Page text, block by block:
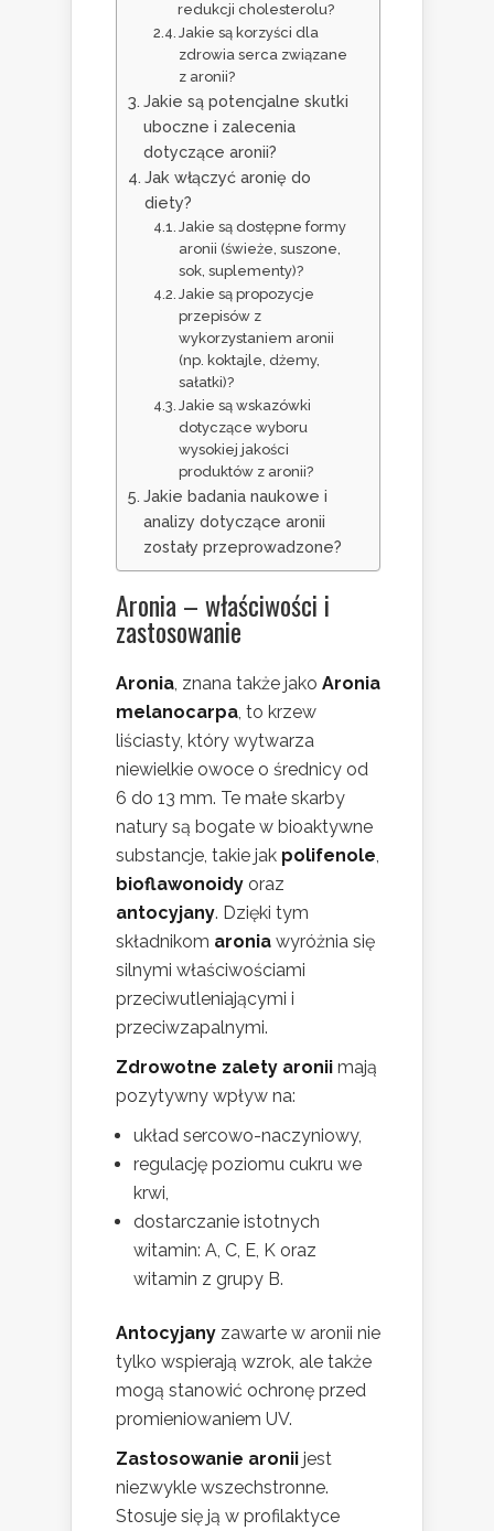
redukcji cholesterolu?
Jakie są korzyści dla
zdrowia serca związane
z aronii?
Jakie są potencjalne skutki
uboczne i zalecenia
dotyczące aronii?
Jak włączyć aronię do
diety?
Jakie są dostępne formy
aronii (świeże, suszone,
sok, suplementy)?
Jakie są propozycje
przepisów z
wykorzystaniem aronii
(np. koktajle, dżemy,
sałatki)?
Jakie są wskazówki
dotyczące wyboru
wysokiej jakości
produktów z aronii?
Jakie badania naukowe i
analizy dotyczące aronii
zostały przeprowadzone?
Aronia – właściwości i
zastosowanie
Aronia, znana także jako Aronia
melanocarpa, to krzew
liściasty, który wytwarza
niewielkie owoce o średnicy od
6 do 13 mm. Te małe skarby
natury są bogate w bioaktywne
substancje, takie jak polifenole,
bioflawonoidy oraz
antocyjany. Dzięki tym
składnikom aronia wyróżnia się
silnymi właściwościami
przeciwutleniającymi i
przeciwzapalnymi.
Zdrowotne zalety aronii mają
pozytywny wpływ na:
układ sercowo-naczyniowy,
regulację poziomu cukru we
krwi,
dostarczanie istotnych
witamin: A, C, E, K oraz
witamin z grupy B.
Antocyjany zawarte w aronii nie
tylko wspierają wzrok, ale także
mogą stanowić ochronę przed
promieniowaniem UV.
Zastosowanie aronii jest
niezwykle wszechstronne.
Stosuje się ją w profilaktyce